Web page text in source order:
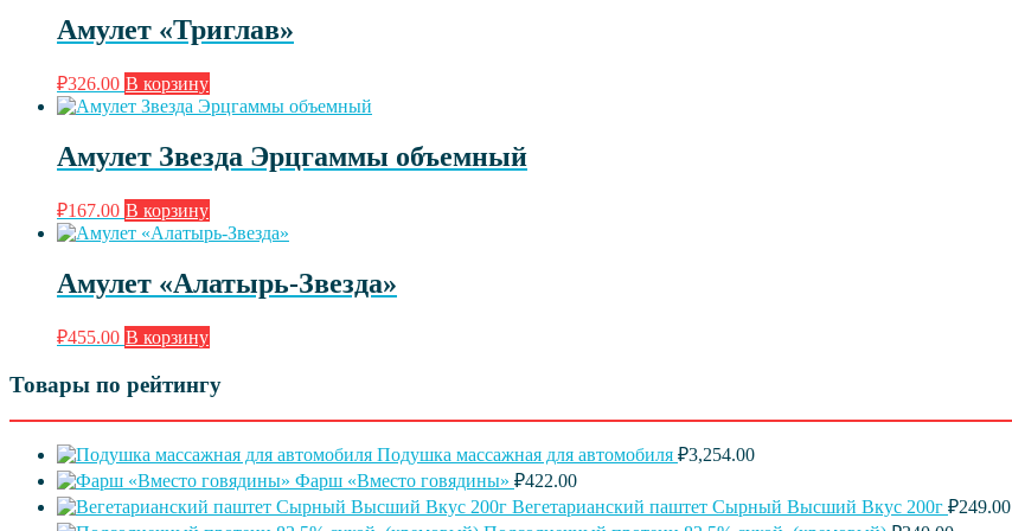
Амулет «Триглав»
₽326.00 В корзину
Амулет Звезда Эрцгаммы объемный
₽167.00 В корзину
Амулет «Алатырь-Звезда»
₽455.00 В корзину
Товары по рейтингу
Подушка массажная для автомобиля ₽3,254.00
Фарш «Вместо говядины» ₽422.00
Вегетарианский паштет Сырный Высший Вкус 200г ₽249.00